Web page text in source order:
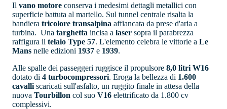
Il vano motore conserva i medesimi dettagli metallici con
superficie battuta al martello. Sul tunnel centrale risalta la
bandiera tricolore transalpina affiancata da prese d'aria a
turbina. Una targhetta incisa a laser sopra il parabrezza
raffigura il telaio Type 57. L'elemento celebra le vittorie a Le
Mans nelle edizioni 1937 e 1939.
Alle spalle dei passeggeri ruggisce il propulsore 8,0 litri W16
dotato di 4 turbocompressori. Eroga la bellezza di 1.600
cavalli scaricati sull'asfalto, un ruggito finale in attesa della
nuova Tourbillon col suo V16 elettrificato da 1.800 cv
complessivi.